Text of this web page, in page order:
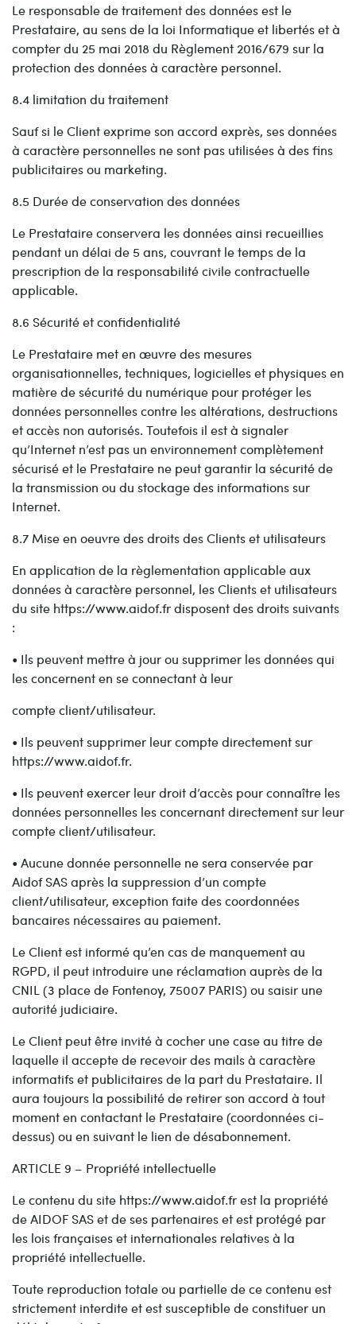
Le responsable de traitement des données est le
Prestataire, au sens de la loi Informatique et libertés et à
compter du 25 mai 2018 du Règlement 2016/679 sur la
protection des données à caractère personnel.
8.4 limitation du traitement
Sauf si le Client exprime son accord exprès, ses données
à caractère personnelles ne sont pas utilisées à des fins
publicitaires ou marketing.
8.5 Durée de conservation des données
Le Prestataire conservera les données ainsi recueillies
pendant un délai de 5 ans, couvrant le temps de la
prescription de la responsabilité civile contractuelle
applicable.
8.6 Sécurité et confidentialité
Le Prestataire met en œuvre des mesures
organisationnelles, techniques, logicielles et physiques en
matière de sécurité du numérique pour protéger les
données personnelles contre les altérations, destructions
et accès non autorisés. Toutefois il est à signaler
qu’Internet n’est pas un environnement complètement
sécurisé et le Prestataire ne peut garantir la sécurité de
la transmission ou du stockage des informations sur
Internet.
8.7 Mise en oeuvre des droits des Clients et utilisateurs
En application de la règlementation applicable aux
données à caractère personnel, les Clients et utilisateurs
du site https://www.aidof.fr disposent des droits suivants
:
• Ils peuvent mettre à jour ou supprimer les données qui
les concernent en se connectant à leur
compte client/utilisateur.
• Ils peuvent supprimer leur compte directement sur
https://www.aidof.fr.
• Ils peuvent exercer leur droit d’accès pour connaître les
données personnelles les concernant directement sur leur
compte client/utilisateur.
• Aucune donnée personnelle ne sera conservée par
Aidof SAS après la suppression d’un compte
client/utilisateur, exception faite des coordonnées
bancaires nécessaires au paiement.
Le Client est informé qu’en cas de manquement au
RGPD, il peut introduire une réclamation auprès de la
CNIL (3 place de Fontenoy, 75007 PARIS) ou saisir une
autorité judiciaire.
Le Client peut être invité à cocher une case au titre de
laquelle il accepte de recevoir des mails à caractère
informatifs et publicitaires de la part du Prestataire. Il
aura toujours la possibilité de retirer son accord à tout
moment en contactant le Prestataire (coordonnées ci-
dessus) ou en suivant le lien de désabonnement.
ARTICLE 9 – Propriété intellectuelle
Le contenu du site https://www.aidof.fr est la propriété
de AIDOF SAS et de ses partenaires et est protégé par
les lois françaises et internationales relatives à la
propriété intellectuelle.
Toute reproduction totale ou partielle de ce contenu est
strictement interdite et est susceptible de constituer un